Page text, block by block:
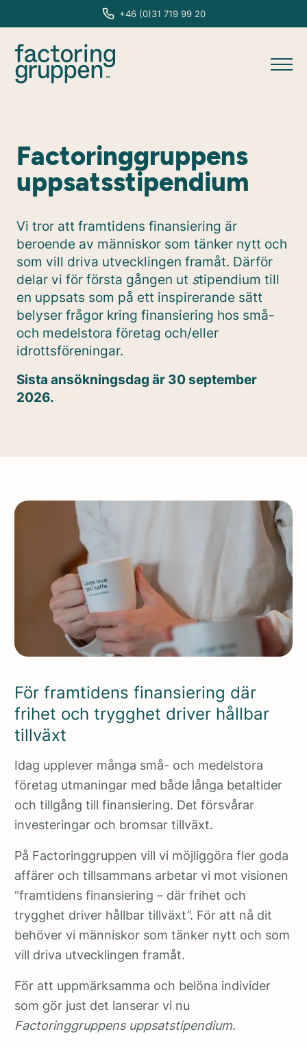
+46 (0)31 719 99 20
Factoringgruppens
uppsatsstipendium
Vi tror att framtidens finansiering är
beroende av människor som tänker nytt och
som vill driva utvecklingen framåt. Därför
delar vi för första gången ut stipendium till
en uppsats som på ett inspirerande sätt
belyser frågor kring finansiering hos små-
och medelstora företag och/eller
idrottsföreningar.
Sista ansökningsdag är 30 september
2026.
För framtidens finansiering där
frihet och trygghet driver hållbar
tillväxt
Idag upplever många små- och medelstora
företag utmaningar med både långa betaltider
och tillgång till finansiering. Det försvårar
investeringar och bromsar tillväxt.
På Factoringgruppen vill vi möjliggöra fler goda
affärer och tillsammans arbetar vi mot visionen
“framtidens finansiering – där frihet och
trygghet driver hållbar tillväxt”. För att nå dit
behöver vi människor som tänker nytt och som
vill driva utvecklingen framåt.
För att uppmärksamma och belöna individer
som gör just det lanserar vi nu
Factoringgruppens uppsatstipendium.